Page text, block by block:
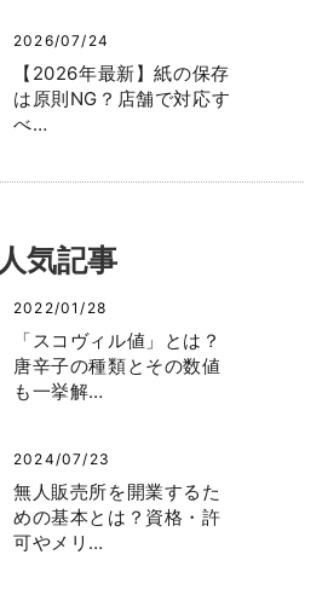
2026/07/24
【2026年最新】紙の保存
は原則NG？店舗で対応す
べ…
人気記事
2022/01/28
「スコヴィル値」とは？
唐辛子の種類とその数値
も一挙解…
2024/07/23
無人販売所を開業するた
めの基本とは？資格・許
可やメリ…